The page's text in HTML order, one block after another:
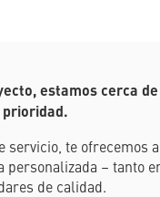
estamos cerca
te
personalizada – tanto
de calidad.